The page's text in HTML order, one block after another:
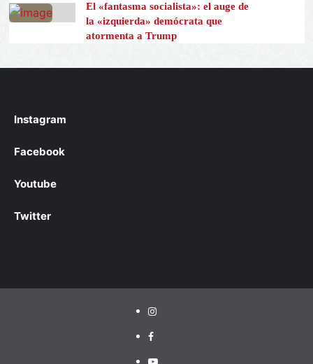
El «fantasma socialista»: el auge de
la «izquierda» demócrata que
atormenta a Trump
Instagram
Facebook
Youtube
Twitter